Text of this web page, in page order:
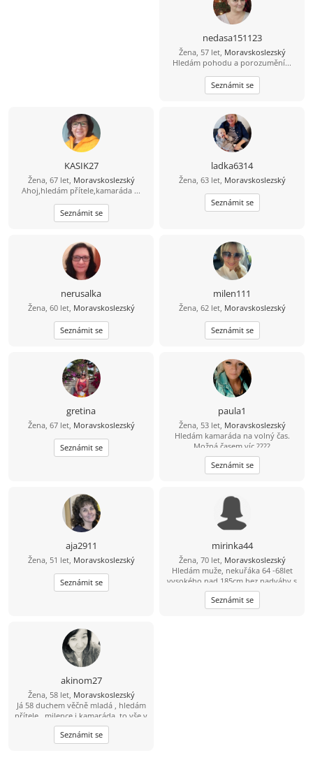
nedasa151123
Žena, 57 let, Moravskoslezský
Hledám pohodu a porozumění...
Seznámit se
KASIK27
Žena, 67 let, Moravskoslezský
Ahoj,hledám přítele,kamaráda ...
Seznámit se
ladka6314
Žena, 63 let, Moravskoslezský
Seznámit se
nerusalka
Žena, 60 let, Moravskoslezský
Seznámit se
milen111
Žena, 62 let, Moravskoslezský
Seznámit se
gretina
Žena, 67 let, Moravskoslezský
Seznámit se
paula1
Žena, 53 let, Moravskoslezský
Hledám kamaráda na volný čas.
Možná časem víc ????
Seznámit se
aja2911
Žena, 51 let, Moravskoslezský
Seznámit se
mirinka44
Žena, 70 let, Moravskoslezský
Hledám muže, nekuřáka 64 -68let
vysokého nad 185cm bez nadváhy s
vyř.mim.Zn. seriózní jednání. Mladší
prosím nepište.
Seznámit se
akinom27
Žena, 58 let, Moravskoslezský
Já 58 duchem věčně mladá , hledám
přítele , milence i kamaráda, to vše v
jedné osobě , avšak v pěkné a velmi
zachovalé podobě …50 + - bys měl
mít a být fit . Auto nejlépe Ferari ,
Seznámit se